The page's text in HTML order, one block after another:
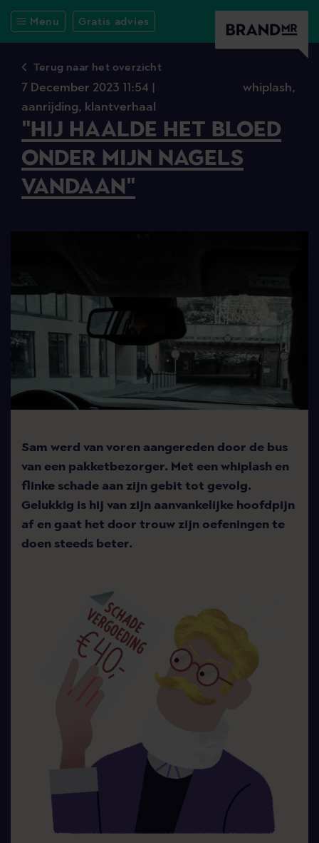
Menu Gratis advies
Terug naar het overzicht
7 December 2023 11:54 |
whiplash,
aanrijding, klantverhaal
"HIJ HAALDE HET BLOED
ONDER MIJN NAGELS
VANDAAN"
Sam werd van voren aangereden door de bus
van een pakketbezorger. Met een whiplash en
flinke schade aan zijn gebit tot gevolg.
Gelukkig is hij van zijn aanvankelijke hoofdpijn
af en gaat het door trouw zijn oefeningen te
doen steeds beter.